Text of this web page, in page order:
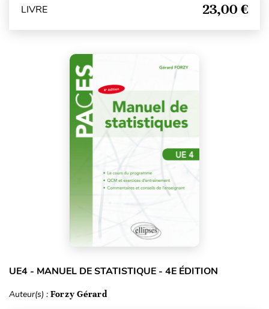
LIVRE 23,00 €
UE4 - MANUEL DE STATISTIQUE - 4E ÉDITION
Auteur(s) : Forzy Gérard